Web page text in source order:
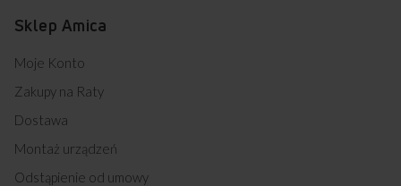
Sklep Amica
Moje Konto
Zakupy na Raty
Dostawa
Montaż urządzeń
Odstąpienie od umowy